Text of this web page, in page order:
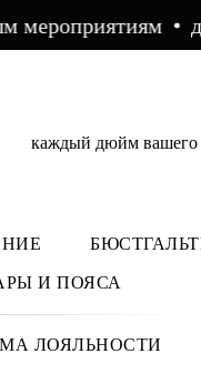
каждый дюйм вашего
И ПОЯСА
ЛОЯЛЬНОСТИ